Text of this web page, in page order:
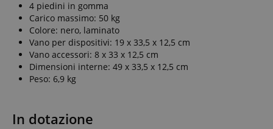
4 piedini in gomma
Carico massimo: 50 kg
Colore: nero, laminato
Vano per dispositivi: 19 x 33,5 x 12,5 cm
Vano accessori: 8 x 33 x 12,5 cm
Dimensioni interne: 49 x 33,5 x 12,5 cm
Peso: 6,9 kg
In dotazione